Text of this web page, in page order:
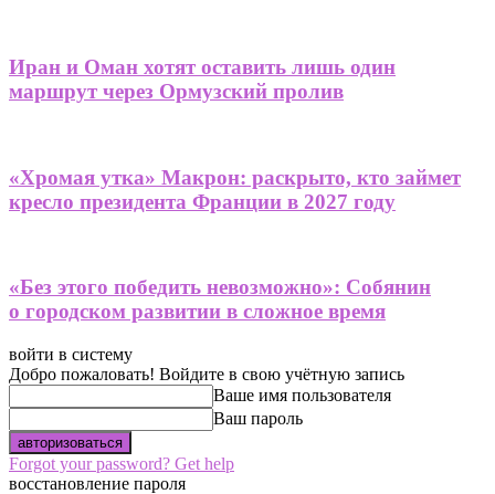
Иран и Оман хотят оставить лишь один
маршрут через Ормузский пролив
«Хромая утка» Макрон: раскрыто, кто займет
кресло президента Франции в 2027 году
«Без этого победить невозможно»: Собянин
о городском развитии в сложное время
войти в систему
Добро пожаловать! Войдите в свою учётную запись
Ваше имя пользователя
Ваш пароль
Forgot your password? Get help
восстановление пароля